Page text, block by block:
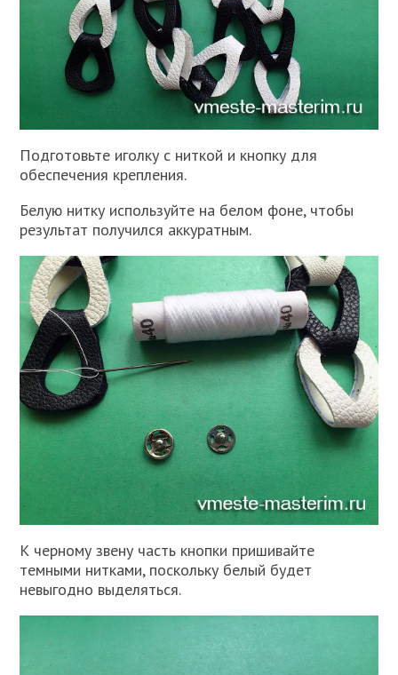
Подготовьте иголку с ниткой и кнопку для
обеспечения крепления.
Белую нитку используйте на белом фоне, чтобы
результат получился аккуратным.
К черному звену часть кнопки пришивайте
темными нитками, поскольку белый будет
невыгодно выделяться.